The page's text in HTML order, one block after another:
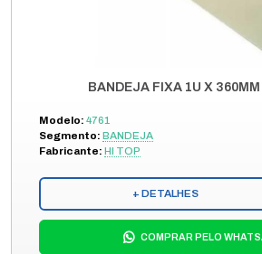
BANDEJA FIXA 1U X
Modelo: 4761
Segmento: BANDEJA
Fabricante: HI TOP
+ DETALHES
COMPRAR PELO